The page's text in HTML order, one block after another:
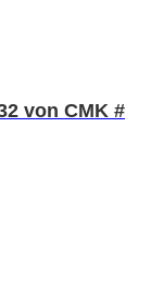
von CMK #